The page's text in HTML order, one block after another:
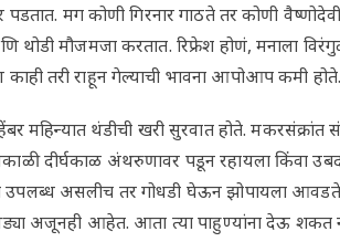
पडतात. मग कोणी गिरनार गाठते तर कोणी
थोडी मौजमजा करतात. रिफ्रेश होणं, मनाला
तरी राहून गेल्याची भावना आपोआप कमी होते.
महिन्यात थंडीची खरी सुरवात होते.
दीर्घकाळ अंथरुणावर पडून रहायला किंवा
असलीच तर गोधडी घेऊन झोपायला आवडते.
गोधड्या अजूनही आहेत. आता त्या पाहुण्यांना देऊ